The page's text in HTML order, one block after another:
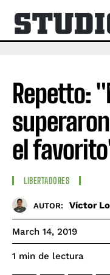
Repetto:
el
LIBERTADORES
AUTOR: Víctor
March 14, 2019
1 min de lectura